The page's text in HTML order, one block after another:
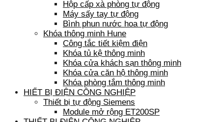
Hộp cấp xà phòng tự động
Máy sấy tay tự động
Bình phun nước hoa tự động
Khóa thông minh Hune
Công tắc tiết kiệm điện
Khóa tủ kệ thông minh
Khóa cửa khách sạn thông minh
Khóa cửa căn hộ thông minh
Khóa phòng tắm thông minh
HIẾT BỊ ĐIỆN CÔNG NGHIỆP
Thiết bị tự động Siemens
Module mở rộng ET200SP